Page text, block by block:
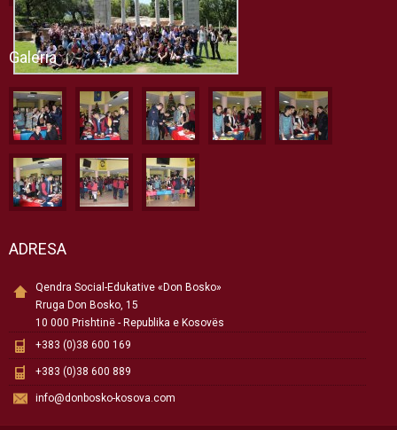
Galeria
ADRESA
Qendra Social-Edukative «Don Bosko»
Rruga Don Bosko, 15
10 000 Prishtinë - Republika e Kosovës
+383 (0)38 600 169
+383 (0)38 600 889
info@donbosko-kosova.com